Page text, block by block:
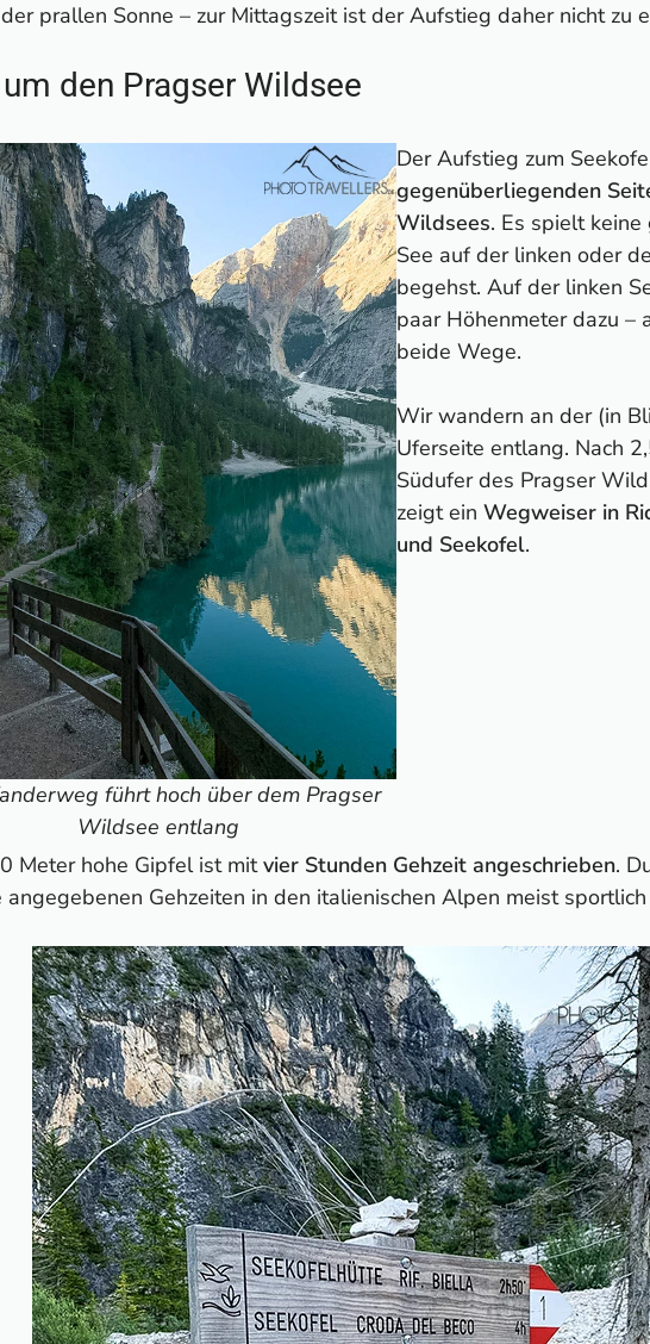
prallen Sonne – zur Mittagszeit ist der Aufstieg daher nicht zu
den Pragser Wildsee
führt hoch über dem Pragser
Wildsee entlang
Der Aufstieg zum
gegenüberliegenden
Wildsees. Es spielt
See auf der linken oder
begehst. Auf der linken
paar Höhenmeter dazu –
beide Wege.
Wir wandern an der (in
Uferseite entlang. Nach
Südufer des Pragser
zeigt ein Wegweiser in
und Seekofel.
Meter hohe Gipfel ist mitvier Stunden Gehzeit angeschrieben.
angegebenen Gehzeiten in den italienischen Alpen meist